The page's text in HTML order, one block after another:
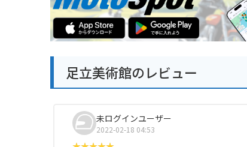
足立美術館のレビュー
未ログインユーザー
2022-02-18 04:53